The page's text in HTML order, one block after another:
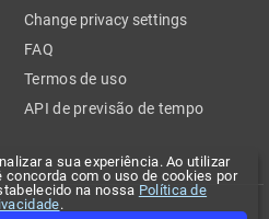
a sua experiência. Ao utilizar
com o uso de cookies por
na nossa Política de
.
Change privacy settings
FAQ
Termos de uso
API de previsão de tempo